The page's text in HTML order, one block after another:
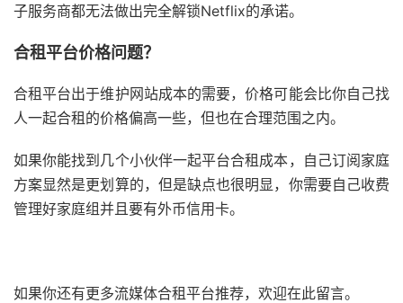
子服务商都无法做出完全解锁Netflix的承诺。
合租平台价格问题？
合租平台出于维护网站成本的需要，价格可能会比你自己找
人一起合租的价格偏高一些，但也在合理范围之内。
如果你能找到几个小伙伴一起平台合租成本，自己订阅家庭
方案显然是更划算的，但是缺点也很明显，你需要自己收费
管理好家庭组并且要有外币信用卡。
如果你还有更多流媒体合租平台推荐，欢迎在此留言。